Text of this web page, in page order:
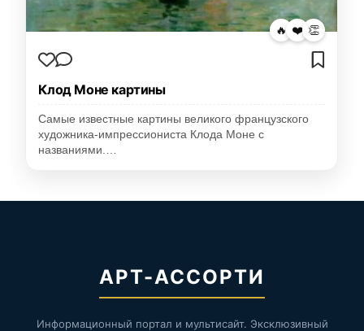
🔥 ❤️ 👏
Клод Моне картины
Самые известные картины великого французского
художника-импрессиониста Клода Моне с
названиями.…
АРТ-АССОРТИ
Информационный портал и мультисайт. Эксклюзивный